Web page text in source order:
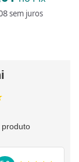
sem juros
produto